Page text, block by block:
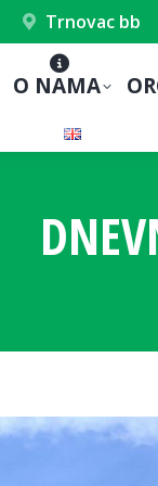
Trnovac bb
O NAMA